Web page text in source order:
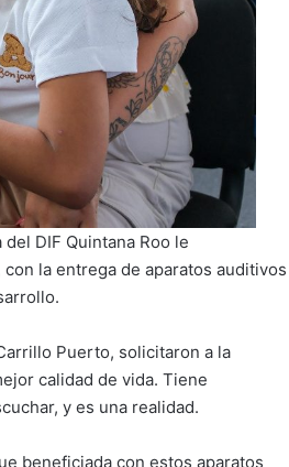
DIF Quintana Roo le
la entrega de aparatos auditivos
Puerto, solicitaron a la
calidad de vida. Tiene
y es una realidad.
beneficiada con estos aparatos